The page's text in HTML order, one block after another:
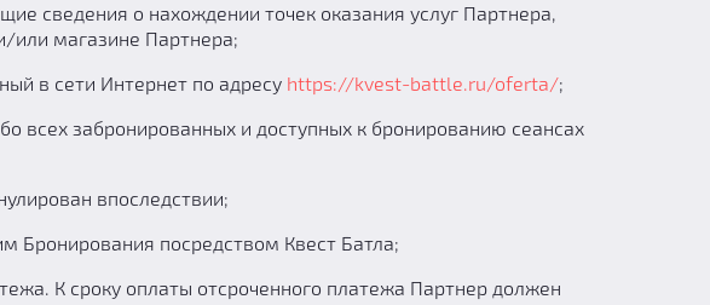
сведения о нахождении точек оказания услуг Партнера,
или магазине Партнера;
в сети Интернет по адресу https://kvest-battle.ru/oferta/;
всех забронированных и доступных к бронированию сеансах
впоследствии;
Бронирования посредством Квест Батла;
К сроку оплаты отсроченного платежа Партнер должен